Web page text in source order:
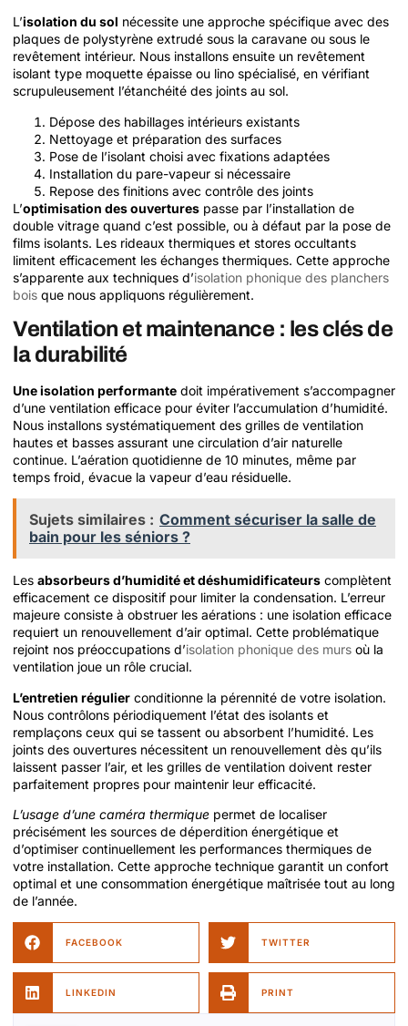
L’isolation du sol nécessite une approche spécifique avec des
plaques de polystyrène extrudé sous la caravane ou sous le
revêtement intérieur. Nous installons ensuite un revêtement
isolant type moquette épaisse ou lino spécialisé, en vérifiant
scrupuleusement l’étanchéité des joints au sol.
Dépose des habillages intérieurs existants
Nettoyage et préparation des surfaces
Pose de l’isolant choisi avec fixations adaptées
Installation du pare-vapeur si nécessaire
Repose des finitions avec contrôle des joints
L’optimisation des ouvertures passe par l’installation de
double vitrage quand c’est possible, ou à défaut par la pose de
films isolants. Les rideaux thermiques et stores occultants
limitent efficacement les échanges thermiques. Cette approche
s’apparente aux techniques d’isolation phonique des planchers
bois que nous appliquons régulièrement.
Ventilation et maintenance : les clés de
la durabilité
Une isolation performante doit impérativement s’accompagner
d’une ventilation efficace pour éviter l’accumulation d’humidité.
Nous installons systématiquement des grilles de ventilation
hautes et basses assurant une circulation d’air naturelle
continue. L’aération quotidienne de 10 minutes, même par
temps froid, évacue la vapeur d’eau résiduelle.
Sujets similaires : Comment sécuriser la salle de
bain pour les séniors ?
Les absorbeurs d’humidité et déshumidificateurs complètent
efficacement ce dispositif pour limiter la condensation. L’erreur
majeure consiste à obstruer les aérations : une isolation efficace
requiert un renouvellement d’air optimal. Cette problématique
rejoint nos préoccupations d’isolation phonique des murs où la
ventilation joue un rôle crucial.
L’entretien régulier conditionne la pérennité de votre isolation.
Nous contrôlons périodiquement l’état des isolants et
remplaçons ceux qui se tassent ou absorbent l’humidité. Les
joints des ouvertures nécessitent un renouvellement dès qu’ils
laissent passer l’air, et les grilles de ventilation doivent rester
parfaitement propres pour maintenir leur efficacité.
L’usage d’une caméra thermique permet de localiser
précisément les sources de déperdition énergétique et
d’optimiser continuellement les performances thermiques de
votre installation. Cette approche technique garantit un confort
optimal et une consommation énergétique maîtrisée tout au long
de l’année.
FACEBOOK TWITTER
LINKEDIN PRINT